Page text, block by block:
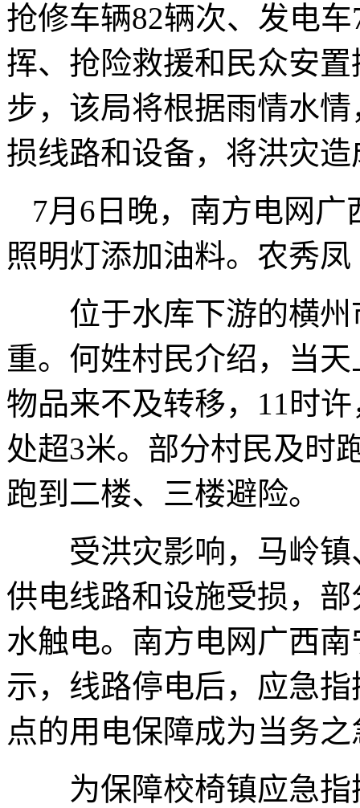
抢修车辆82辆次、发电
挥、抢险救援和民众安
步，该局将根据雨情水
损线路和设备，将洪灾
7月6日晚，南方电网
照明灯添加油料。农秀凤
位于水库下游的横州
重。何姓村民介绍，当
物品来不及转移，11时
处超3米。部分村民及时
跑到二楼、三楼避险。
受洪灾影响，马岭镇
供电线路和设施受损，
水触电。南方电网广西
示，线路停电后，应急
点的用电保障成为当务之
为保障校椅镇应急指